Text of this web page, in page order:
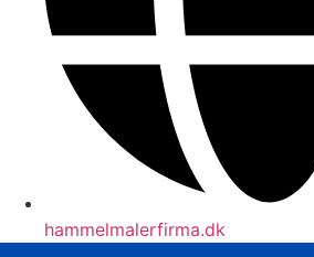
hammelmalerfirma.dk